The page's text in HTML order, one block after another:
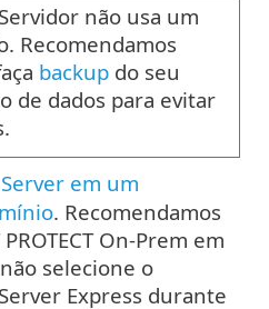
Servidor não usa um
Recomendamos
backup do seu
de dados para evitar
em um
. Recomendamos
On-Prem em
selecione o
Express durante